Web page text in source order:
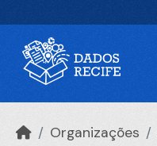
Organizações